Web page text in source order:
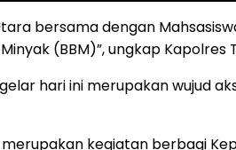
bersama dengan
(BBM)”, ungkap
hari ini merupakan wujud
kegiatan berbagi